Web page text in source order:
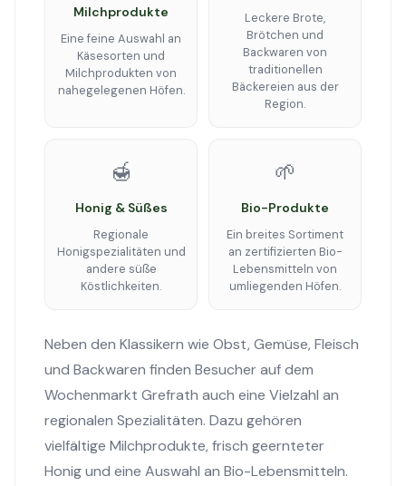
Milchprodukte
Eine feine Auswahl an
Käsesorten und
Milchprodukten von
nahegelegenen Höfen.
Leckere Brote,
Brötchen und
Backwaren von
traditionellen
Bäckereien aus der
Region.
🍯
Honig & Süßes
Regionale
Honigspezialitäten und
andere süße
Köstlichkeiten.
🌱
Bio-Produkte
Ein breites Sortiment
an zertifizierten Bio-
Lebensmitteln von
umliegenden Höfen.
Neben den Klassikern wie Obst, Gemüse, Fleisch
und Backwaren finden Besucher auf dem
Wochenmarkt Grefrath auch eine Vielzahl an
regionalen Spezialitäten. Dazu gehören
vielfältige Milchprodukte, frisch geernteter
Honig und eine Auswahl an Bio-Lebensmitteln.